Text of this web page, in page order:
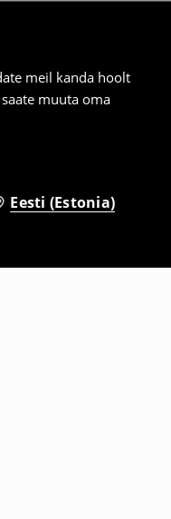
meil kanda hoolt
muuta oma
Eesti (Estonia)